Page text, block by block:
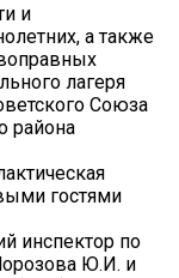
и
а также
лагеря
Союза
района
гостями
инспектор по
Ю.И. и